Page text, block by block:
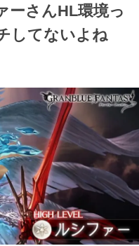
ーさんHL環境っ
してないよね